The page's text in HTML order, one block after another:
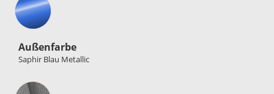
Außenfarbe
Saphir Blau Metallic
Innenausstattung